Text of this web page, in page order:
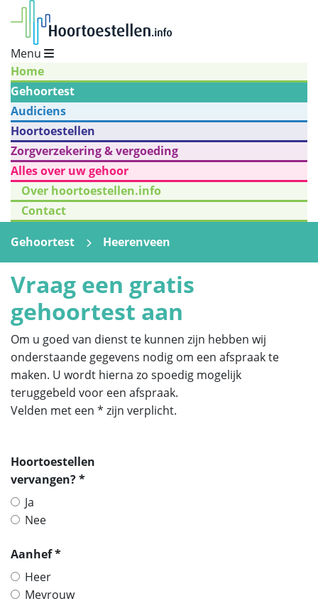
Menu
Home
Gehoortest
Audiciens
Hoortoestellen
Zorgverzekering & vergoeding
Alles over uw gehoor
Over hoortoestellen.info
Contact
Gehoortest
Heerenveen
Vraag een gratis
gehoortest aan
Om u goed van dienst te kunnen zijn hebben wij
onderstaande gegevens nodig om een afspraak te
maken. U wordt hierna zo spoedig mogelijk
teruggebeld voor een afspraak.
Velden met een * zijn verplicht.
Hoortoestellen
vervangen? *
Ja
Nee
Aanhef *
Heer
Mevrouw